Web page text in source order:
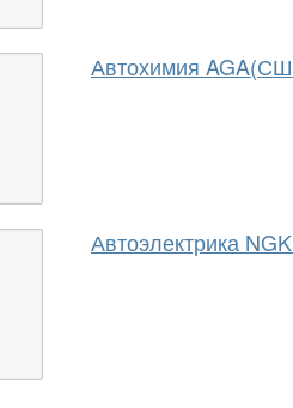
Автохимия
Автоэлектрика